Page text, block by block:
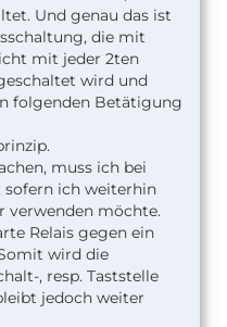
Und genau das ist
die mit
mit jeder 2ten
wird und
folgenden Betätigung
muss ich bei
sofern ich weiterhin
verwenden möchte.
Relais gegen ein
wird die
, resp. Taststelle
jedoch weiter